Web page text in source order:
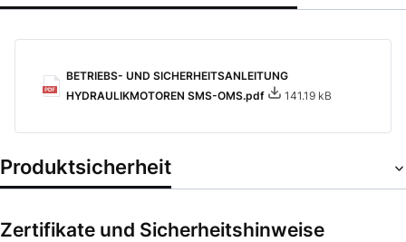
BETRIEBS- UND SICHERHEITSANLEITUNG
HYDRAULIKMOTOREN SMS-OMS.pdf
141.19 kB
Produktsicherheit
Zertifikate und Sicherheitshinweise